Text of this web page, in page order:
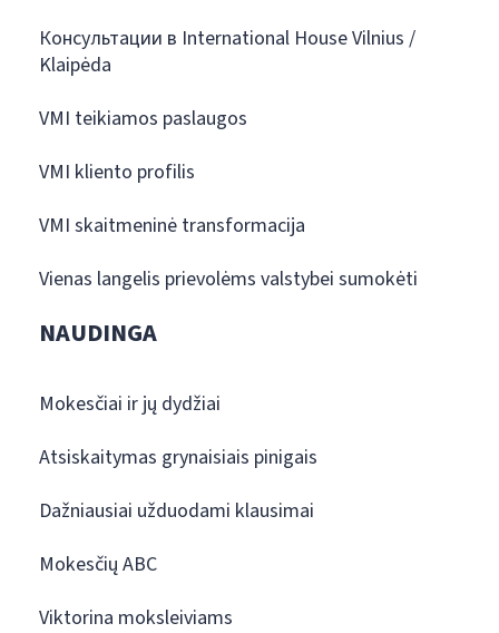
Консультации в International House Vilnius /
Klaipėda
VMI teikiamos paslaugos
VMI kliento profilis
VMI skaitmeninė transformacija
Vienas langelis prievolėms valstybei sumokėti
NAUDINGA
Mokesčiai ir jų dydžiai
Atsiskaitymas grynaisiais pinigais
Dažniausiai užduodami klausimai
Mokesčių ABC
Viktorina moksleiviams